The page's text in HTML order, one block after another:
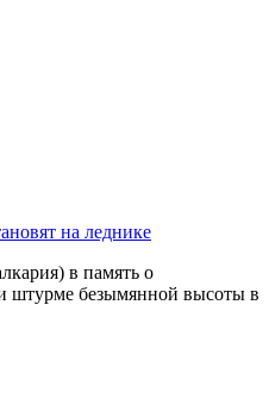
на леднике
в память о
штурме безымянной высоты в